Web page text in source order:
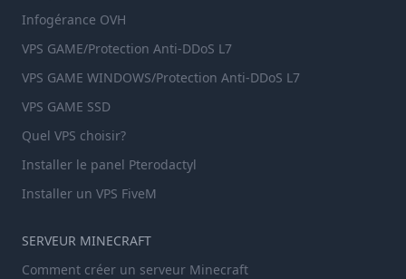
Infogérance OVH
VPS GAME/Protection Anti-DDoS L7
VPS GAME WINDOWS/Protection Anti-DDoS L7
VPS GAME SSD
Quel VPS choisir?
Installer le panel Pterodactyl
Installer un VPS FiveM
SERVEUR MINECRAFT
Comment créer un serveur Minecraft